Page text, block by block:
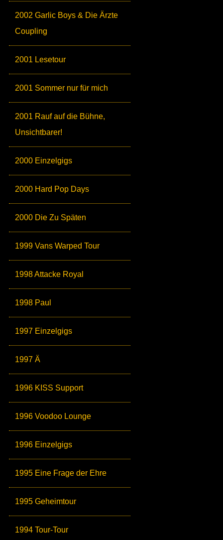
2002 Garlic Boys & Die Ärzte
Coupling
2001 Lesetour
2001 Sommer nur für mich
2001 Rauf auf die Bühne,
Unsichtbarer!
2000 Einzelgigs
2000 Hard Pop Days
2000 Die Zu Späten
1999 Vans Warped Tour
1998 Attacke Royal
1998 Paul
1997 Einzelgigs
1997 Ä
1996 KISS Support
1996 Voodoo Lounge
1996 Einzelgigs
1995 Eine Frage der Ehre
1995 Geheimtour
1994 Tour-Tour